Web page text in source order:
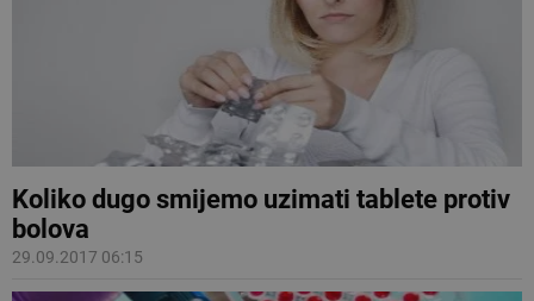
Koliko dugo smijemo uzimati tablete protiv
bolova
29.09.2017 06:15